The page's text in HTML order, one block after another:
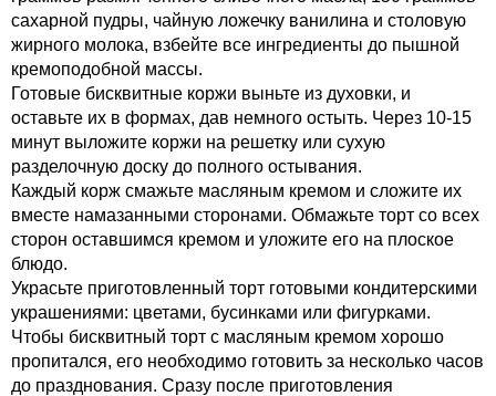
сахарной пудры, чайную ложечку ванилина и столовую
жирного молока, взбейте все ингредиенты до пышной
кремоподобной массы.
Готовые бисквитные коржи выньте из духовки, и
оставьте их в формах, дав немного остыть. Через 10-15
минут выложите коржи на решетку или сухую
разделочную доску до полного остывания.
Каждый корж смажьте масляным кремом и сложите их
вместе намазанными сторонами. Обмажьте торт со всех
сторон оставшимся кремом и уложите его на плоское
блюдо.
Украсьте приготовленный торт готовыми кондитерскими
украшениями: цветами, бусинками или фигурками.
Чтобы бисквитный торт с масляным кремом хорошо
пропитался, его необходимо готовить за несколько часов
до празднования. Сразу после приготовления